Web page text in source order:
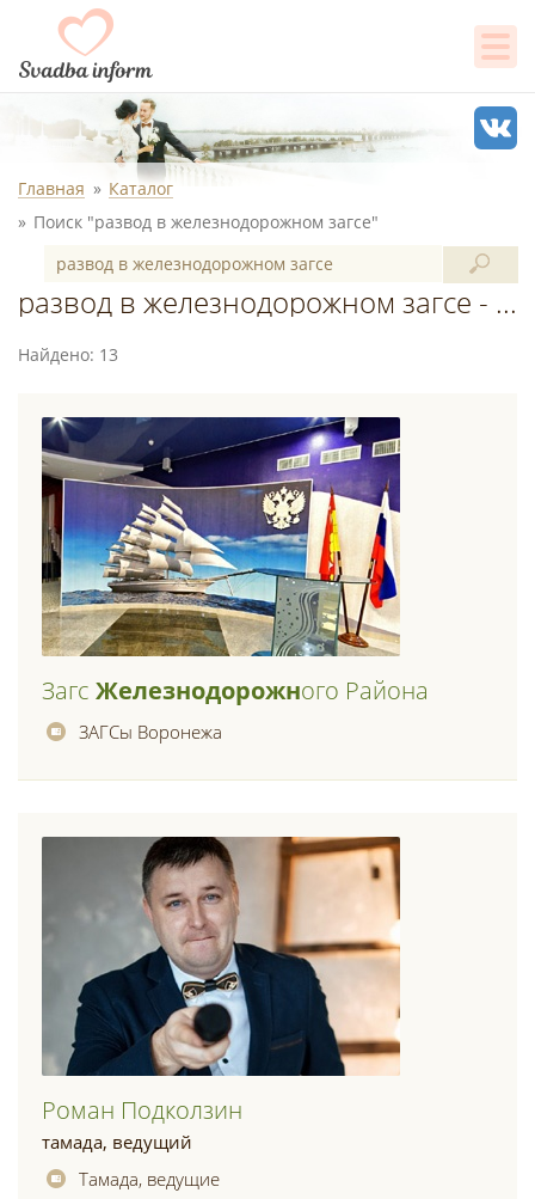
Главная
Каталог
Поиск "развод в железнодорожном загсе"
развод в железнодорожном загсе - поиск в каталоге
Найдено: 13
Загс ЖелезнодорожнОго Района
ЗАГСы Воронежа
Роман Подколзин
тамада, ведущий
Тамада, ведущие